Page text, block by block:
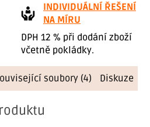
INDIVIDUÁLNÍ ŘEŠENÍ
NA MÍRU
DPH 12 % při dodání zboží
včetně pokládky.
soubory (4) Diskuze